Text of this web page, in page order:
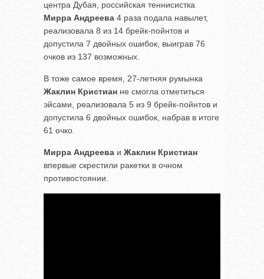
центра Дубая, российская теннисистка
Мирра Андреева 4 раза подала навылет,
реализовала 8 из 14 брейк-пойнтов и
допустила 7 двойных ошибок, выиграв 76
очков из 137 возможных.
В тоже самое время, 27-летняя румынка
Жаклин Кристиан не смогла отметиться
эйсами, реализовала 5 из 9 брейк-пойнтов и
допустила 6 двойных ошибок, набрав в итоге
61 очко.
Мирра Андреева и Жаклин Кристиан
впервые скрестили ракетки в очном
противостоянии.